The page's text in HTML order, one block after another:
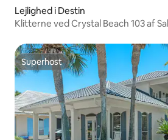
Lejlighed i Destin
Klitterne ved Crystal Beach 103 af
Superhost
Superhost